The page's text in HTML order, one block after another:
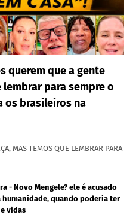
querem que a gente
para sempre o
os brasileiros na
MAS TEMOS QUE LEMBRAR PARA
- Novo Mengele? ele é acusado
humanidade, quando poderia ter
vidas